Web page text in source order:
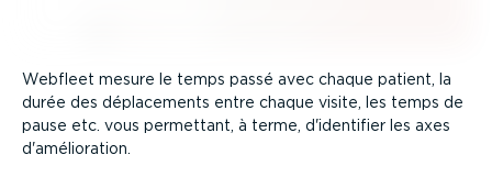
Webfleet mesure le temps passé avec chaque patient, la
durée des dépla­ce­ments entre chaque visite, les temps de
pause etc. vous permettant, à terme, d'identifier les axes
d'amélio­ration.